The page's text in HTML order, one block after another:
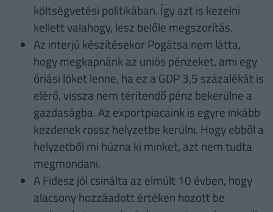
költségvetési politikában. Így azt is kezelni
kellett valahogy, lesz belőle megszorítás.
Az interjú készítésekor Pogátsa nem látta,
hogy megkapnánk az uniós pénzeket, ami egy
óriási löket lenne, ha ez a GDP 3,5 százalékát is
elérő, vissza nem térítendő pénz bekerülne a
gazdaságba. Az exportpiacaink is egyre inkább
kezdenek rossz helyzetbe kerülni. Hogy ebből a
helyzetből mi húzna ki minket, azt nem tudta
megmondani.
A Fidesz jól csinálta az elmúlt 10 évben, hogy
alacsony hozzáadott értéken hozott be